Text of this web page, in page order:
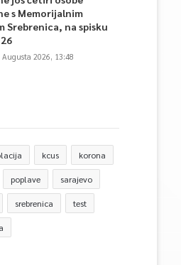
s Memorijalnim
Srebrenica, na spisku
Augusta 2026, 13:48
kcus korona
poplave sarajevo
srebrenica test